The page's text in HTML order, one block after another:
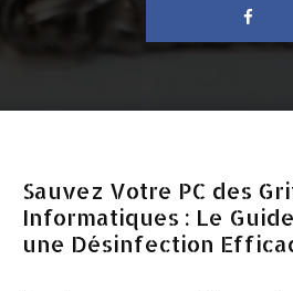
Sauvez Votre PC des
Informatiques : Le
une Désinfection